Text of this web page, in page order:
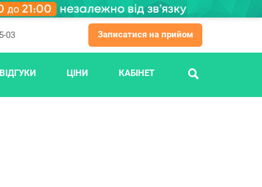
ПОШУК
03 Записатися на прийом
ВІДГУКИ ЦІНИ КАБІНЕТ